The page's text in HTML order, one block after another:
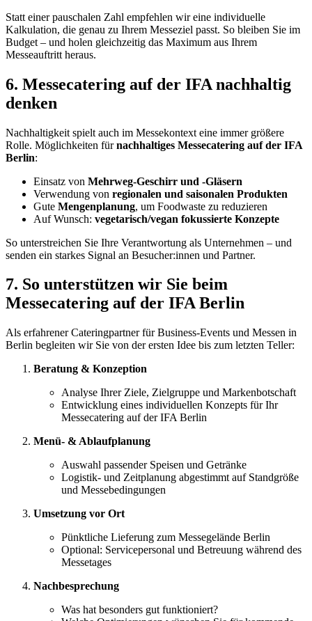
Statt einer pauschalen Zahl empfehlen wir eine individuelle
Kalkulation, die genau zu Ihrem Messeziel passt. So bleiben Sie im
Budget – und holen gleichzeitig das Maximum aus Ihrem
Messeauftritt heraus.
6. Messecatering auf der IFA nachhaltig
denken
Nachhaltigkeit spielt auch im Messekontext eine immer größere
Rolle. Möglichkeiten fürnachhaltiges Messecatering auf der IFA
Berlin:
Einsatz von Mehrweg-Geschirr und -Gläsern
Verwendung von regionalen und saisonalen Produkten
Gute Mengenplanung, um Foodwaste zu reduzieren
Auf Wunsch: vegetarisch/vegan fokussierte Konzepte
So unterstreichen Sie Ihre Verantwortung als Unternehmen – und
senden ein starkes Signal an Besucher:innen und Partner.
7. So unterstützen wir Sie beim
Messecatering auf der IFA Berlin
Als erfahrener Cateringpartner für Business-Events und Messen in
Berlin begleiten wir Sie von der ersten Idee bis zum letzten Teller:
Beratung & Konzeption
Analyse Ihrer Ziele, Zielgruppe und Markenbotschaft
Entwicklung eines individuellen Konzepts für Ihr
Messecatering auf der IFA Berlin
Menü- & Ablaufplanung
Auswahl passender Speisen und Getränke
Logistik- und Zeitplanung abgestimmt auf Standgröße
und Messebedingungen
Umsetzung vor Ort
Pünktliche Lieferung zum Messegelände Berlin
Optional: Servicepersonal und Betreuung während des
Messetages
Nachbesprechung
Was hat besonders gut funktioniert?